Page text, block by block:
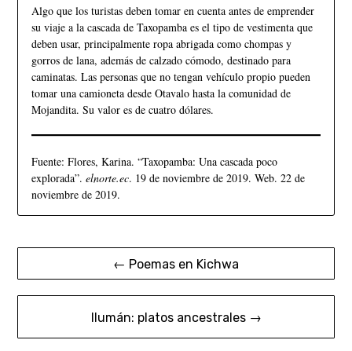
Algo que los turistas deben tomar en cuenta antes de emprender
su viaje a la cascada de Taxopamba es el tipo de vestimenta que
deben usar, principalmente ropa abrigada como chompas y
gorros de lana, además de calzado cómodo, destinado para
caminatas. Las personas que no tengan vehículo propio pueden
tomar una camioneta desde Otavalo hasta la comunidad de
Mojandita. Su valor es de cuatro dólares.
Fuente: Flores, Karina. “Taxopamba: Una cascada poco
explorada”. elnorte.ec. 19 de noviembre de 2019. Web. 22 de
noviembre de 2019.
← Poemas en Kichwa
Ilumán: platos ancestrales →